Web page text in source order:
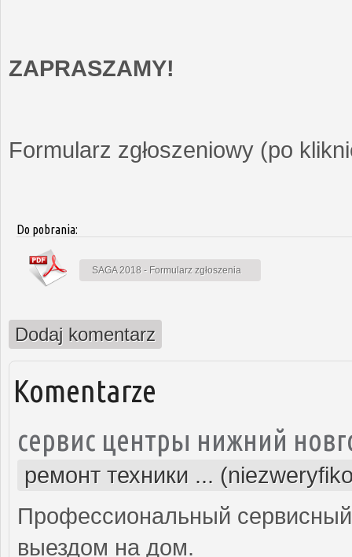
ZAPRASZAMY!
Formularz zgłoszeniowy (po
Do pobrania:
SAGA 2018 - Formularz zgłoszenia
Dodaj komentarz
Komentarze
сервис центры нижний
ремонт техники ...
Профессиональный
выездом на дом.